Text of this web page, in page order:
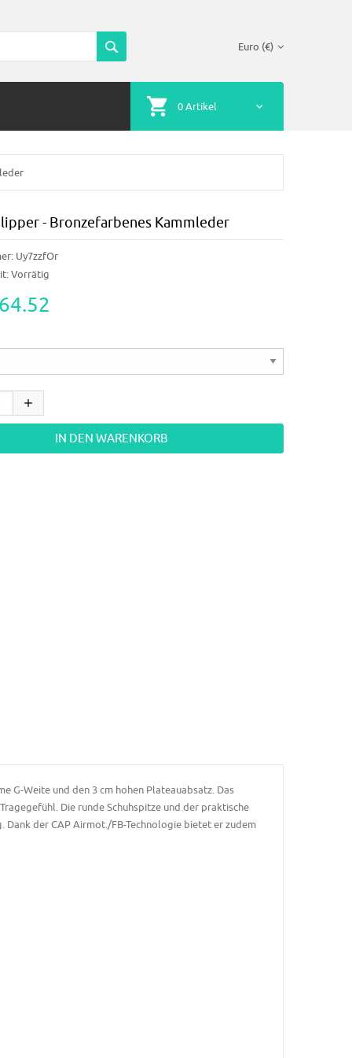
Euro (€)
0 Artikel
- Bronzefarbenes Kammleder
Uy7zzfOr
Vorrätig
G-Weite und den 3 cm hohen Plateauabsatz. Das
Die runde Schuhspitze und der praktische
der CAP Airmot./FB-Technologie bietet er zudem